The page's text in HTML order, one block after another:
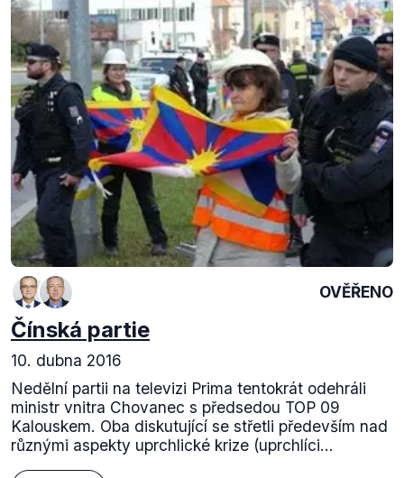
OVĚŘENO
Čínská partie
10. dubna 2016
Nedělní partii na televizi Prima tentokrát odehráli
ministr vnitra Chovanec s předsedou TOP 09
Kalouskem. Oba diskutující se střetli především nad
různými aspekty uprchlické krize (uprchlíci...